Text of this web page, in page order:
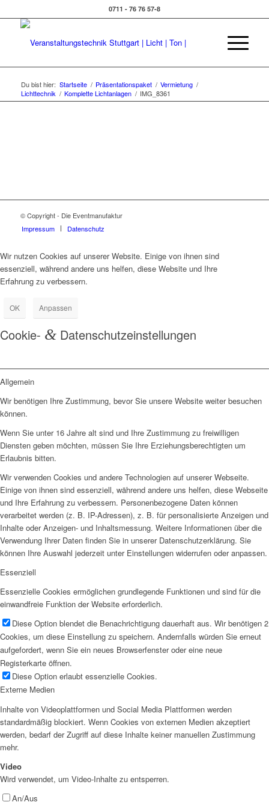
0711 - 76 76 57-8
Du bist hier: Startseite / Präsentationspaket / Vermietung /
Lichttechnik / Komplette Lichtanlagen / IMG_8361
© Copyright - Die Eventmanufaktur
Impressum
Datenschutz
Wir nutzen Cookies auf unserer Website. Einige von ihnen sind
essenziell, während andere uns helfen, diese Website und Ihre
Erfahrung zu verbessern.
OK Anpassen
Cookie- & Datenschutzeinstellungen
Allgemein
Wir benötigen Ihre Zustimmung, bevor Sie unsere Website weiter besuchen
können.
Wenn Sie unter 16 Jahre alt sind und Ihre Zustimmung zu freiwilligen
Diensten geben möchten, müssen Sie Ihre Erziehungsberechtigten um
Erlaubnis bitten.
Wir verwenden Cookies und andere Technologien auf unserer Webseite.
Einige von ihnen sind essenziell, während andere uns helfen, diese Webseite
und Ihre Erfahrung zu verbessern. Personenbezogene Daten können
verarbeitet werden (z. B. IP-Adressen), z. B. für personalisierte Anzeigen und
Inhalte oder Anzeigen- und Inhaltsmessung. Weitere Informationen über die
Verwendung Ihrer Daten finden Sie in unserer Datenschutzerklärung. Sie
können Ihre Auswahl jederzeit unter Einstellungen widerrufen oder anpassen.
Essenziell
Essenzielle Cookies ermöglichen grundlegende Funktionen und sind für die
einwandfreie Funktion der Website erforderlich.
Diese Option blendet die Benachrichtigung dauerhaft aus. Wir benötigen 2
Cookies, um diese Einstellung zu speichern. Andernfalls würden Sie erneut
aufgefordert, wenn Sie ein neues Browserfenster oder eine neue
Registerkarte öffnen.
Diese Option erlaubt essenzielle Cookies.
Externe Medien
Inhalte von Videoplattformen und Social Media Plattformen werden
standardmäßig blockiert. Wenn Cookies von externen Medien akzeptiert
werden, bedarf der Zugriff auf diese Inhalte keiner manuellen Zustimmung
mehr.
Video
Wird verwendet, um Video-Inhalte zu entsperren.
An/Aus